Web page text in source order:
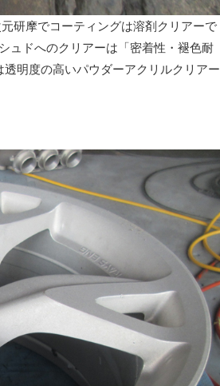
研摩でコーティングは溶剤クリアーで
ュドへのクリアーは「密着性・褪色耐
明度の高いパウダーアクリルクリアー